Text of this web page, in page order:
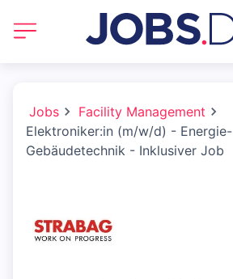
Jobs
Facility Management
Elektroniker:in (m/w/d) -
Gebäudetechnik - Inklusiver Job